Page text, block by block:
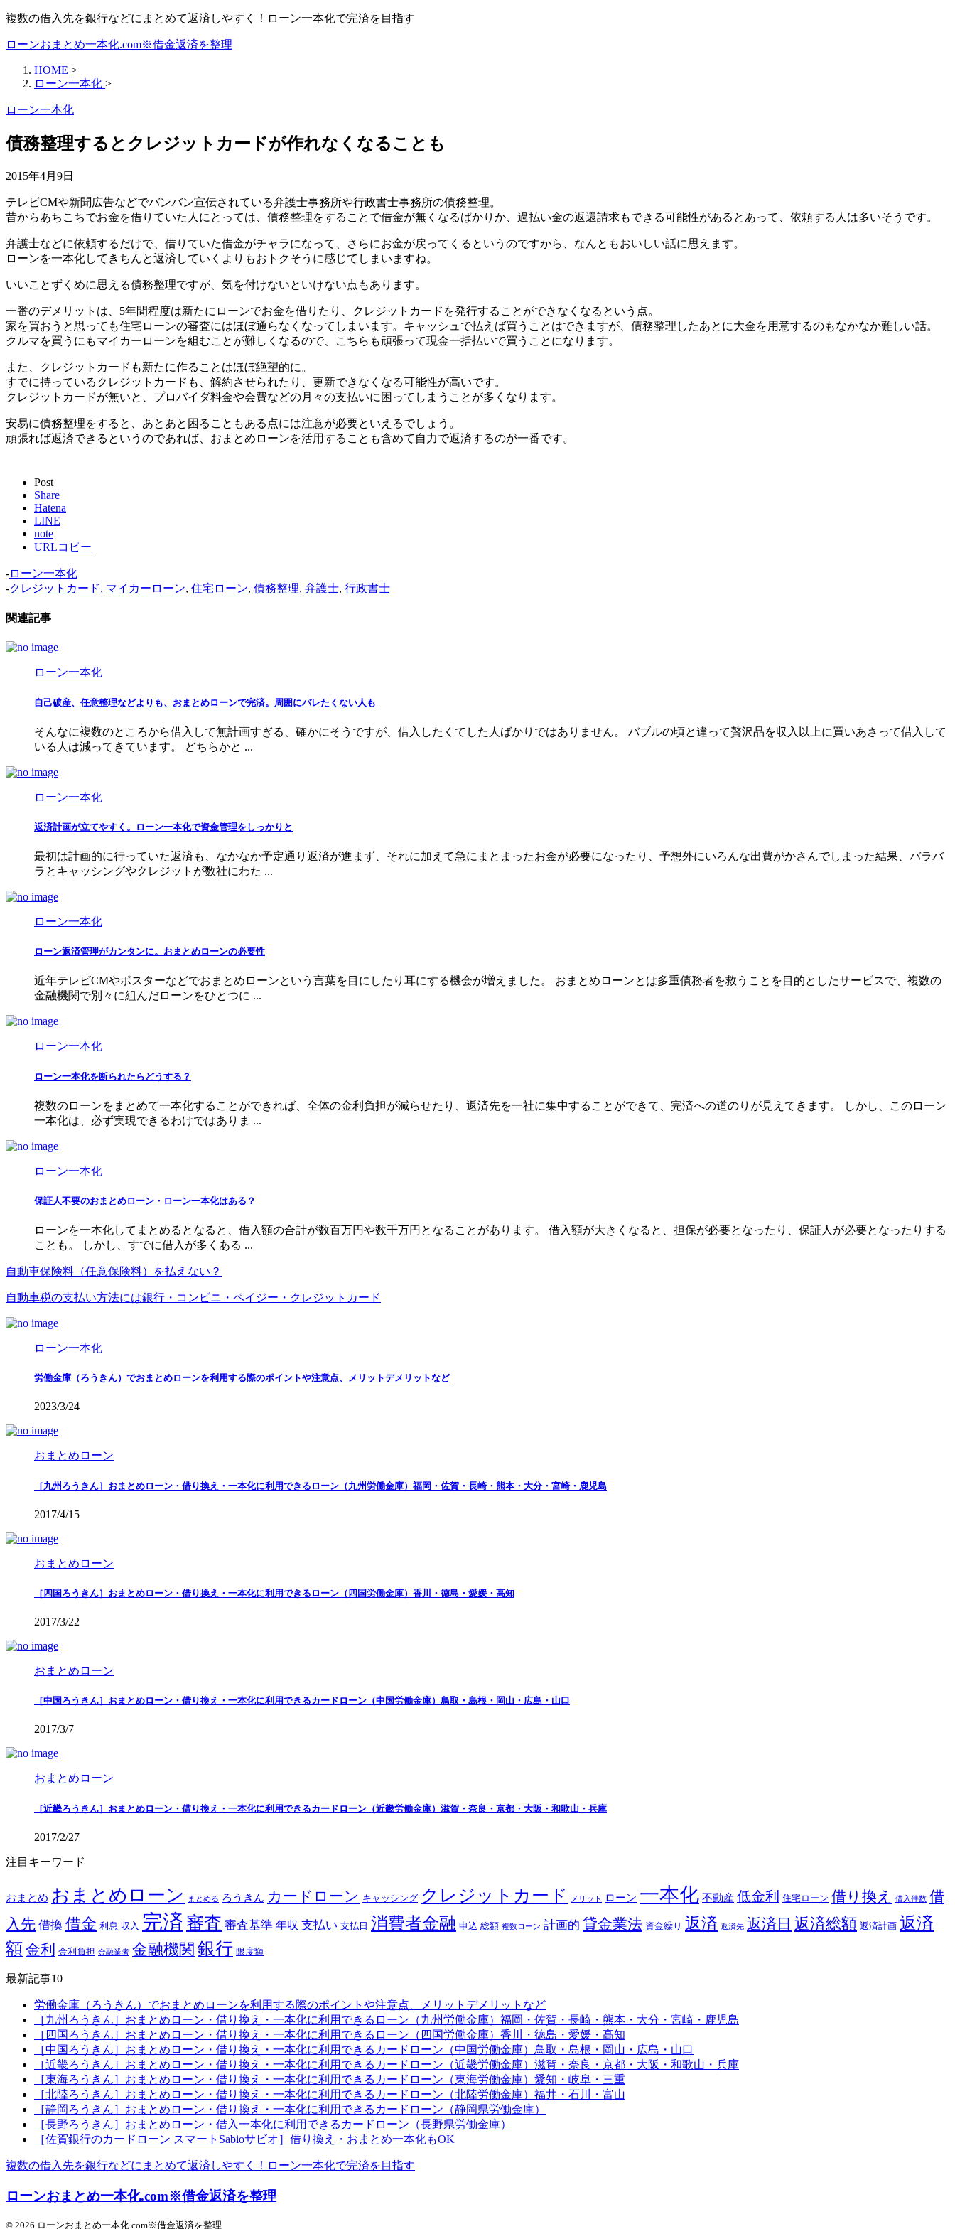
複数の借入先を銀行などにまとめて返済しやすく！ローン一本化で完済を目指す
ローンおまとめ一本化.com※借金返済を整理
HOME >
ローン一本化 >
ローン一本化
債務整理するとクレジットカードが作れなくなることも
2015年4月9日
テレビCMや新聞広告などでバンバン宣伝されている弁護士事務所や行政書士事務所の債務整理。
昔からあちこちでお金を借りていた人にとっては、債務整理をすることで借金が無くなるばかりか、過払い金の返還請求もできる可能性があるとあって、依頼する人は多いそうです。
弁護士などに依頼するだけで、借りていた借金がチャラになって、さらにお金が戻ってくるというのですから、なんともおいしい話に思えます。
ローンを一本化してきちんと返済していくよりもおトクそうに感じてしまいますね。
いいことずくめに思える債務整理ですが、気を付けないといけない点もあります。
一番のデメリットは、5年間程度は新たにローンでお金を借りたり、クレジットカードを発行することができなくなるという点。
家を買おうと思っても住宅ローンの審査にはほぼ通らなくなってしまいます。キャッシュで払えば買うことはできますが、債務整理したあとに大金を用意するのもなかなか難しい話。
クルマを買うにもマイカーローンを組むことが難しくなるので、こちらも頑張って現金一括払いで買うことになります。
また、クレジットカードも新たに作ることはほぼ絶望的に。
すでに持っているクレジットカードも、解約させられたり、更新できなくなる可能性が高いです。
クレジットカードが無いと、プロバイダ料金や会費などの月々の支払いに困ってしまうことが多くなります。
安易に債務整理をすると、あとあと困ることもある点には注意が必要といえるでしょう。
頑張れば返済できるというのであれば、おまとめローンを活用することも含めて自力で返済するのが一番です。
Post
Share
Hatena
LINE
note
URLコピー
-ローン一本化
-クレジットカード, マイカーローン, 住宅ローン, 債務整理, 弁護士, 行政書士
関連記事
ローン一本化
自己破産、任意整理などよりも、おまとめローンで完済。周囲にバレたくない人も
そんなに複数のところから借入して無計画すぎる、確かにそうですが、借入したくてした人ばかりではありません。 バブルの頃と違って贅沢品を収入以上に買いあさって借入して
いる人は減ってきています。 どちらかと ...
ローン一本化
返済計画が立てやすく。ローン一本化で資金管理をしっかりと
最初は計画的に行っていた返済も、なかなか予定通り返済が進まず、それに加えて急にまとまったお金が必要になったり、予想外にいろんな出費がかさんでしまった結果、バラバ
ラとキャッシングやクレジットが数社にわた ...
ローン一本化
ローン返済管理がカンタンに。おまとめローンの必要性
近年テレビCMやポスターなどでおまとめローンという言葉を目にしたり耳にする機会が増えました。 おまとめローンとは多重債務者を救うことを目的としたサービスで、複数の
金融機関で別々に組んだローンをひとつに ...
ローン一本化
ローン一本化を断られたらどうする？
複数のローンをまとめて一本化することができれば、全体の金利負担が減らせたり、返済先を一社に集中することができて、完済への道のりが見えてきます。 しかし、このローン
一本化は、必ず実現できるわけではありま ...
ローン一本化
保証人不要のおまとめローン・ローン一本化はある？
ローンを一本化してまとめるとなると、借入額の合計が数百万円や数千万円となることがあります。 借入額が大きくなると、担保が必要となったり、保証人が必要となったりする
ことも。 しかし、すでに借入が多くある ...
自動車保険料（任意保険料）を払えない？
自動車税の支払い方法には銀行・コンビニ・ペイジー・クレジットカード
ローン一本化
労働金庫（ろうきん）でおまとめローンを利用する際のポイントや注意点、メリットデメリットなど
2023/3/24
おまとめローン
［九州ろうきん］おまとめローン・借り換え・一本化に利用できるローン（九州労働金庫）福岡・佐賀・長崎・熊本・大分・宮崎・鹿児島
2017/4/15
おまとめローン
［四国ろうきん］おまとめローン・借り換え・一本化に利用できるローン（四国労働金庫）香川・徳島・愛媛・高知
2017/3/22
おまとめローン
［中国ろうきん］おまとめローン・借り換え・一本化に利用できるカードローン（中国労働金庫）鳥取・島根・岡山・広島・山口
2017/3/7
おまとめローン
［近畿ろうきん］おまとめローン・借り換え・一本化に利用できるカードローン（近畿労働金庫）滋賀・奈良・京都・大阪・和歌山・兵庫
2017/2/27
注目キーワード
おまとめ おまとめローン まとめる ろうきん カードローン キャッシング クレジットカード メリット ローン 一本化 不動産 低金利 住宅ローン 借り換え 借入件数 借
入先 借換 借金 利息 収入 完済 審査 審査基準 年収 支払い 支払日 消費者金融 申込 総額 複数ローン 計画的 貸金業法 資金繰り 返済 返済先 返済日 返済総額 返済計画 返済
額金利 金利負担 金融業者 金融機関 銀行 限度額
最新記事10
労働金庫（ろうきん）でおまとめローンを利用する際のポイントや注意点、メリットデメリットなど
［九州ろうきん］おまとめローン・借り換え・一本化に利用できるローン（九州労働金庫）福岡・佐賀・長崎・熊本・大分・宮崎・鹿児島
［四国ろうきん］おまとめローン・借り換え・一本化に利用できるローン（四国労働金庫）香川・徳島・愛媛・高知
［中国ろうきん］おまとめローン・借り換え・一本化に利用できるカードローン（中国労働金庫）鳥取・島根・岡山・広島・山口
［近畿ろうきん］おまとめローン・借り換え・一本化に利用できるカードローン（近畿労働金庫）滋賀・奈良・京都・大阪・和歌山・兵庫
［東海ろうきん］おまとめローン・借り換え・一本化に利用できるカードローン（東海労働金庫）愛知・岐阜・三重
［北陸ろうきん］おまとめローン・借り換え・一本化に利用できるカードローン（北陸労働金庫）福井・石川・富山
［静岡ろうきん］おまとめローン・借り換え・一本化に利用できるカードローン（静岡県労働金庫）
［長野ろうきん］おまとめローン・借入一本化に利用できるカードローン（長野県労働金庫）
［佐賀銀行のカードローン スマートSabioサビオ］借り換え・おまとめ一本化もOK
複数の借入先を銀行などにまとめて返済しやすく！ローン一本化で完済を目指す
ローンおまとめ一本化.com※借金返済を整理
© 2026 ローンおまとめ一本化.com※借金返済を整理